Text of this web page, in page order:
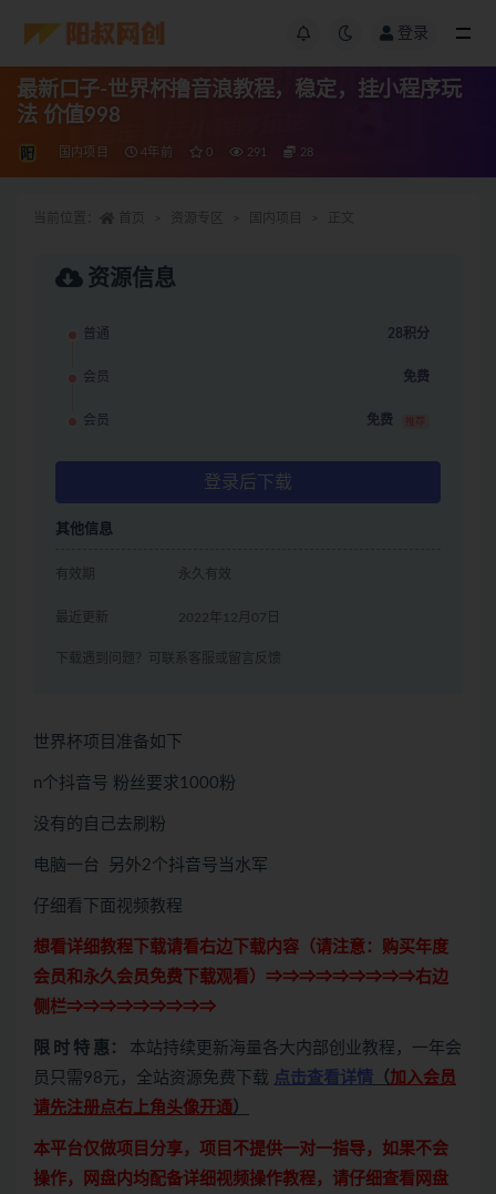
登录
最新口子-世界杯撸音浪教程，稳定，挂小程序玩
法 价值998
国内项目 4年前 0 291 28
资源信息
普通 28积分
会员 免费
会员 免费 推荐
登录后下载
其他信息
有效期 永久有效
最近更新 2022年12月07日
下载遇到问题？可联系客服或留言反馈
世界杯项目准备如下
n个抖音号 粉丝要求1000粉
没有的自己去刷粉
电脑一台 另外2个抖音号当水军
仔细看下面视频教程
想看详细教程下载请看右边下载内容（请注意： 购买年度
会员和永久会员免费下载观看）⇒⇒⇒⇒⇒⇒⇒⇒⇒右边
侧栏⇒⇒⇒⇒⇒⇒⇒⇒⇒
限 时 特 惠： 本站持续更新海量各大内部创业教程，一年会
员只需98元，全站资源免费下载 点击查看详情 （加入会员
请先注册点右上角头像开通）
本平台仅做项目分享，项目不提供一对一指导，如果不会
操作，网盘内均配备详细视频操作教程，请仔细查看网盘